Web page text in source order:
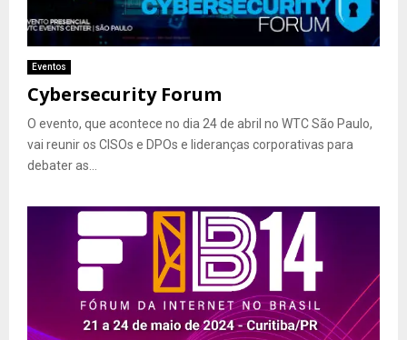
Eventos
Cybersecurity Forum
O evento, que acontece no dia 24 de abril no WTC São Paulo,
vai reunir os CISOs e DPOs e lideranças corporativas para
debater as...